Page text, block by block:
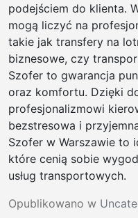
podejściem do klienta.
mogą liczyć na
takie jak transfery na
biznesowe, czy
Szofer to gwarancja
oraz komfortu. Dzięki
profesjonalizmowi
bezstresowa i
Szofer w Warszawie to
które cenią sobie
usług transportowych.
Opublikowano w